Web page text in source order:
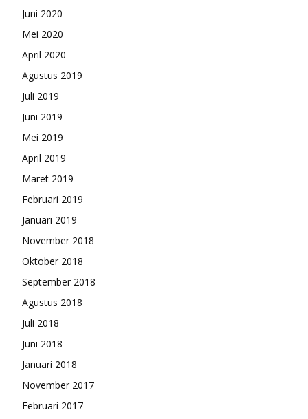
Juni 2020
Mei 2020
April 2020
Agustus 2019
Juli 2019
Juni 2019
Mei 2019
April 2019
Maret 2019
Februari 2019
Januari 2019
November 2018
Oktober 2018
September 2018
Agustus 2018
Juli 2018
Juni 2018
Januari 2018
November 2017
Februari 2017